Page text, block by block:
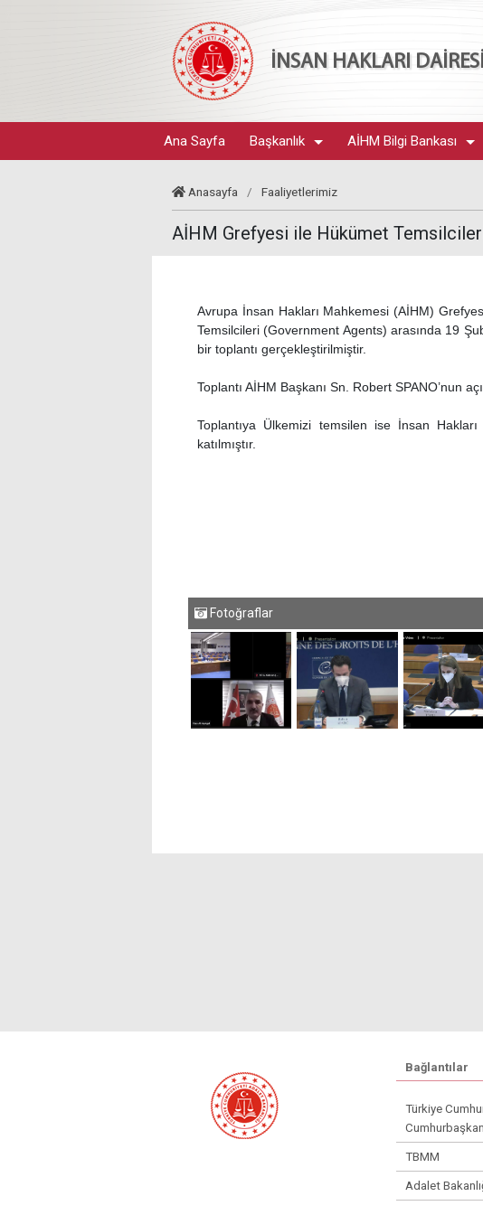
İNSAN HAKLARI
Ana Sayfa Başkanlık AİHM Bilgi Bankası
Anasayfa / Faaliyetlerimiz
AİHM Grefyesi ile Hükümet Temsilcileri
Avrupa İnsan Hakları Mahkemesi (AİHM)
Temsilcileri (Government Agents) arasında 19
bir toplantı gerçekleştirilmiştir.
Toplantı AİHM Başkanı Sn. Robert SPANO’nun
Toplantıya Ülkemizi temsilen ise İnsan
katılmıştır.
Fotoğraflar
Bağlantılar
Türkiye
TBMM
Adalet